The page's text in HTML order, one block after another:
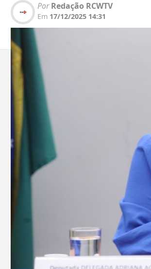
PorRedação RCWTV
Em 17/12/2025 14:31